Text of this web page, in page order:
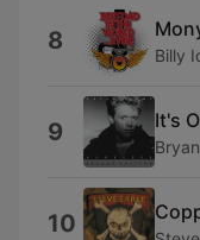
8 Billy
9 It's
10